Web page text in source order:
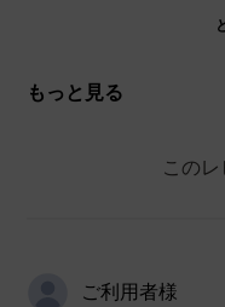
もっと見る
この
ご利用者様